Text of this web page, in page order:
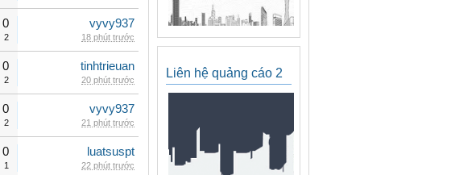
0
2
vyvy937
18 phút trước
0
2
tinhtrieuan
20 phút trước
0
2
vyvy937
21 phút trước
0
1
luatsuspt
22 phút trước
Liên hệ quảng cáo 2